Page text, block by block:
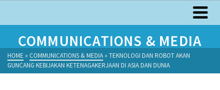
COMMUNICATIONS & MEDIA
HOME » COMMUNICATIONS & MEDIA » TEKNOLOGI DAN ROBOT AKAN
GUNCANG KEBIJAKAN KETENAGAKERJAAN DI ASIA DAN DUNIA